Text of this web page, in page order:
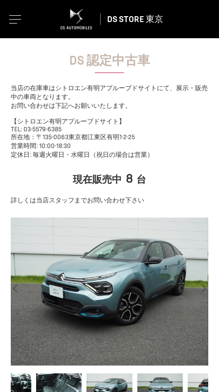
DS STORE 東京
DS 認定中古車
当店の在庫車はシトロエン有明アプルーブドサイトにて、展示・販売
中の車両となります。
お問い合わせは下記へお願いいたします。
【シトロエン有明アプルーブドサイト】
TEL: 03-5579-6385
所在地：〒135-0063東京都江東区有明1-2-25
営業時間: 10:00-18:30
定休日: 毎週火曜日・水曜日（祝日の場合は営業）
現在販売中 8 台
詳しくは当店スタッフまでお問い合わせ下さい